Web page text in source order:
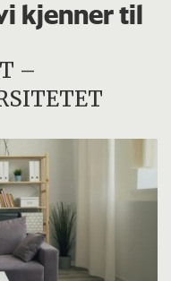
kjenner til
–